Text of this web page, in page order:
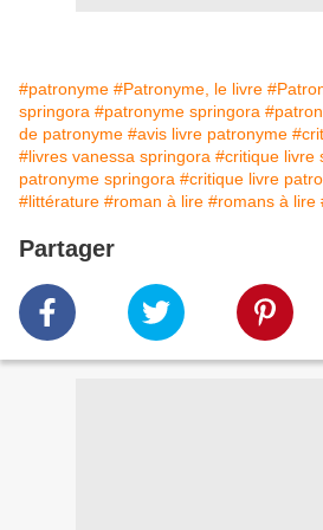
#patronyme #Patronyme, le livre
springora #patronyme springora
de patronyme #avis livre patronyme
#livres vanessa springora #critique livre
patronyme springora #critique livre
#littérature #roman à lire #romans à lire
Partager